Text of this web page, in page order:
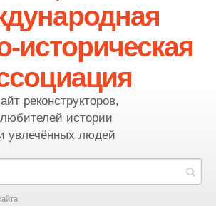
историческая
реконструкторов,
любителей истории
увлечённых людей